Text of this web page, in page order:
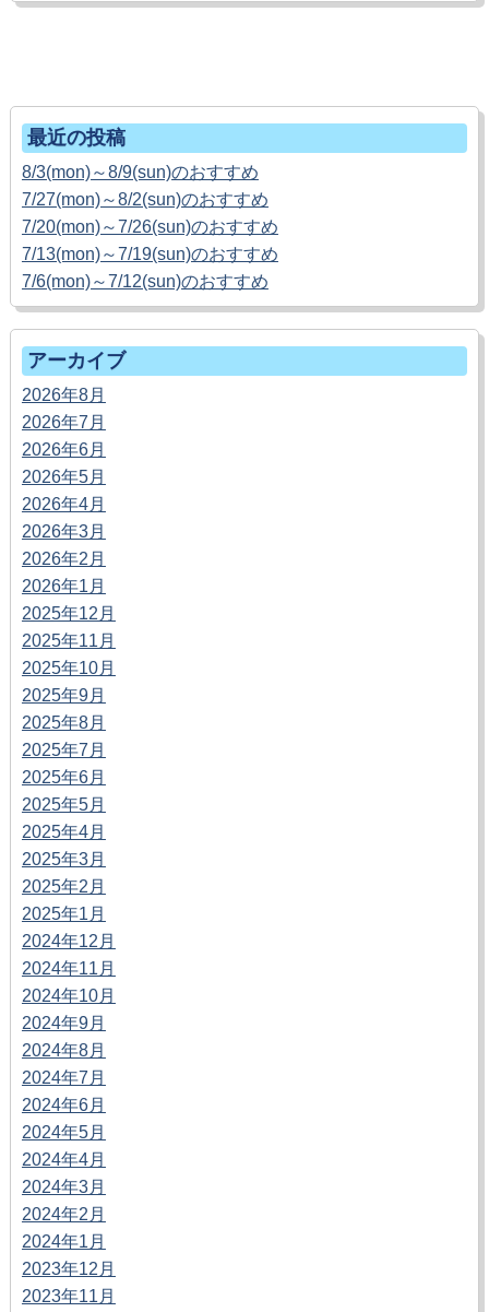
最近の投稿
8/3(mon)～8/9(sun)のおすすめ
7/27(mon)～8/2(sun)のおすすめ
7/20(mon)～7/26(sun)のおすすめ
7/13(mon)～7/19(sun)のおすすめ
7/6(mon)～7/12(sun)のおすすめ
アーカイブ
2026年8月
2026年7月
2026年6月
2026年5月
2026年4月
2026年3月
2026年2月
2026年1月
2025年12月
2025年11月
2025年10月
2025年9月
2025年8月
2025年7月
2025年6月
2025年5月
2025年4月
2025年3月
2025年2月
2025年1月
2024年12月
2024年11月
2024年10月
2024年9月
2024年8月
2024年7月
2024年6月
2024年5月
2024年4月
2024年3月
2024年2月
2024年1月
2023年12月
2023年11月